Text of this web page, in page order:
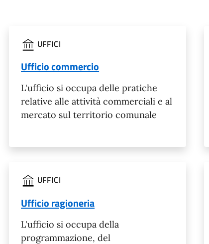
UFFICI
Ufficio commercio
L'ufficio si occupa delle pratiche
relative alle attività commerciali e al
mercato sul territorio comunale
UFFICI
Ufficio ragioneria
L'ufficio si occupa della
programmazione, del